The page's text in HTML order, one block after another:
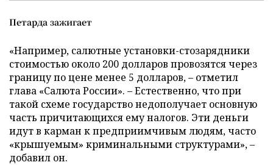
Петарда зажигает
«Например, салютные установки-стозарядники
стоимостью около 200 долларов провозятся через
границу по цене менее 5 долларов, – отметил
глава «Салюта России». – Естественно, что при
такой схеме государство недополучает основную
часть причитающихся ему налогов. Эти деньги
идут в карман к предприимчивым людям, часто
«крышуемым» криминальными структурами», –
добавил он.